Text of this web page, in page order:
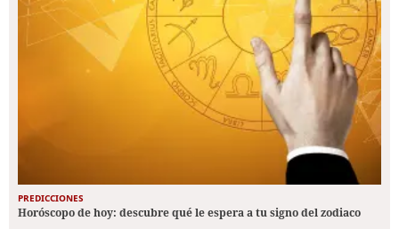
PREDICCIONES
Horóscopo de hoy: descubre qué le espera a tu signo del zodiaco